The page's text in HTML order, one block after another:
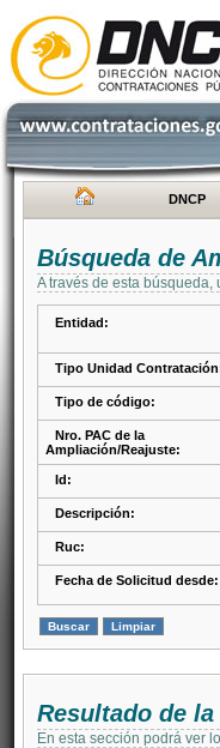
DNCP
Búsqueda de
A través de esta
Entidad:
Tipo Unidad
Tipo de código:
Nro. PAC de la
Ampliación/Reajuste:
Id:
Descripción:
Ruc:
Fecha de Solicitud desde:
Resultado de
En esta sección podrá ver